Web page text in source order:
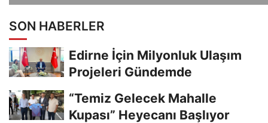
SON HABERLER
Edirne İçin Milyonluk Ulaşım
Projeleri Gündemde
“Temiz Gelecek Mahalle
Kupası” Heyecanı Başlıyor